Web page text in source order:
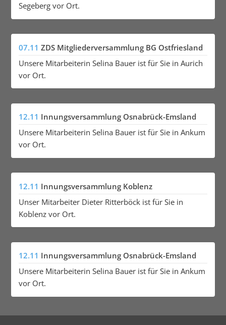
Segeberg vor Ort.
07.11 ZDS Mitgliederversammlung BG Ostfriesland
Unsere Mitarbeiterin Selina Bauer ist für Sie in Aurich
vor Ort.
12.11 Innungsversammlung Osnabrück-Emsland
Unsere Mitarbeiterin Selina Bauer ist für Sie in Ankum
vor Ort.
12.11 Innungsversammlung Koblenz
Unser Mitarbeiter Dieter Ritterböck ist für Sie in
Koblenz vor Ort.
12.11 Innungsversammlung Osnabrück-Emsland
Unsere Mitarbeiterin Selina Bauer ist für Sie in Ankum
vor Ort.